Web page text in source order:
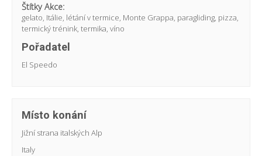
Štítky Akce:
gelato, Itálie, létání v termice, Monte Grappa, paragliding, pizza,
termický trénink,termika,víno
Pořadatel
El Speedo
Místo konání
Jižní strana italských Alp
Italy